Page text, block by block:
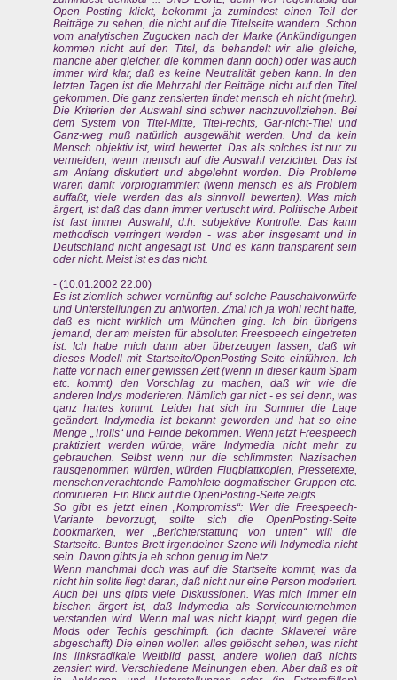
Open Posting klickt, bekommt ja zumindest einen Teil der
Beiträge zu sehen, die nicht auf die Titelseite wandern. Schon
vom analytischen Zugucken nach der Marke (Ankündigungen
kommen nicht auf den Titel, da behandelt wir alle gleiche,
manche aber gleicher, die kommen dann doch) oder was auch
immer wird klar, daß es keine Neutralität geben kann. In den
letzten Tagen ist die Mehrzahl der Beiträge nicht auf den Titel
gekommen. Die ganz zensierten findet mensch eh nicht (mehr).
Die Kriterien der Auswahl sind schwer nachzuvollziehen. Bei
dem System von Titel-Mitte, Titel-rechts, Gar-nicht-Titel und
Ganz-weg muß natürlich ausgewählt werden. Und da kein
Mensch objektiv ist, wird bewertet. Das als solches ist nur zu
vermeiden, wenn mensch auf die Auswahl verzichtet. Das ist
am Anfang diskutiert und abgelehnt worden. Die Probleme
waren damit vorprogrammiert (wenn mensch es als Problem
auffaßt, viele werden das als sinnvoll bewerten). Was mich
ärgert, ist daß das dann immer vertuscht wird. Politische Arbeit
ist fast immer Auswahl, d.h. subjektive Kontrolle. Das kann
methodisch verringert werden - was aber insgesamt und in
Deutschland nicht angesagt ist. Und es kann transparent sein
oder nicht. Meist ist es das nicht.
- (10.01.2002 22:00)
Es ist ziemlich schwer vernünftig auf solche Pauschalvorwürfe
und Unterstellungen zu antworten. Zmal ich ja wohl recht hatte,
daß es nicht wirklich um München ging. Ich bin übrigens
jemand, der am meisten für absoluten Freespeech eingetreten
ist. Ich habe mich dann aber überzeugen lassen, daß wir
dieses Modell mit Startseite/OpenPosting-Seite einführen. Ich
hatte vor nach einer gewissen Zeit (wenn in dieser kaum Spam
etc. kommt) den Vorschlag zu machen, daß wir wie die
anderen Indys moderieren. Nämlich gar nict - es sei denn, was
ganz hartes kommt. Leider hat sich im Sommer die Lage
geändert. Indymedia ist bekannt geworden und hat so eine
Menge „Trolls“ und Feinde bekommen. Wenn jetzt Freespeech
praktiziert werden würde, wäre Indymedia nicht mehr zu
gebrauchen. Selbst wenn nur die schlimmsten Nazisachen
rausgenommen würden, würden Flugblattkopien, Pressetexte,
menschenverachtende Pamphlete dogmatischer Gruppen etc.
dominieren. Ein Blick auf die OpenPosting-Seite zeigts.
So gibt es jetzt einen „Kompromiss“: Wer die Freespeech-
Variante bevorzugt, sollte sich die OpenPosting-Seite
bookmarken, wer „Berichterstattung von unten“ will die
Startseite. Buntes Brett irgendeiner Szene will Indymedia nicht
sein. Davon gibts ja eh schon genug im Netz.
Wenn manchmal doch was auf die Startseite kommt, was da
nicht hin sollte liegt daran, daß nicht nur eine Person moderiert.
Auch bei uns gibts viele Diskussionen. Was mich immer ein
bischen ärgert ist, daß Indymedia als Serviceunternehmen
verstanden wird. Wenn mal was nicht klappt, wird gegen die
Mods oder Techis geschimpft. (Ich dachte Sklaverei wäre
abgeschafft) Die einen wollen alles gelöscht sehen, was nicht
ins linksradikale Weltbild passt, andere wollen daß nichts
zensiert wird. Verschiedene Meinungen eben. Aber daß es oft